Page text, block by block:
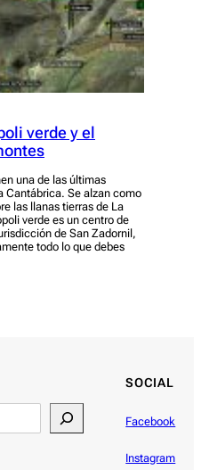
verde y el
una de las últimas
Cantábrica. Se alzan como
las llanas tierras de La
verde es un centro de
de San Zadornil,
todo lo que debes
SOCIAL
Facebook
Instagram